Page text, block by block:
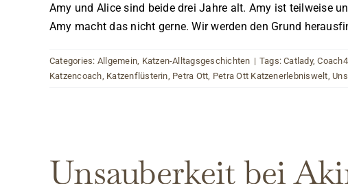
Amy und Alice sind beide drei Jahre alt. Amy ist teilweise
Amy macht das nicht gerne. Wir werden den Grund
Categories: Allgemein Katzen-Alltagsgeschichten | Tags:Catlady,
Katzencoach Katzenflüsterin Petra Ott Petra Ott Katzenerlebniswelt
Unsauberkeit bei